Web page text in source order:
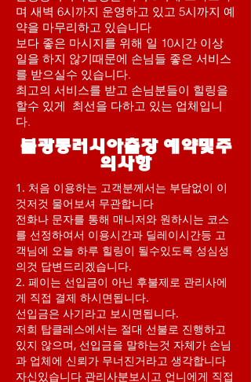
며 새벽 6시까지 운영하고 있고 5시까지 예
약을 마무리하고 있습니다
보다 좋은 마시지를 위해 일 10시간 이상
일을 하지 않기때문에 손님들 좋은 서비스
를 받으실수 있습니다.
​최고의 서비스를 받고 손님분들이 힐링을
할수 있게 최선을 다하고 있는 업체입니
다.
​불광동러시아출장 예약및주
의사항
1. 처음 이용하는 고객분께서는 부담없이 이
것저것 물어보셔 무관합니다
전화나 문자를 통해 매니저와 원하시는 코스
를 선정하여서 이용시간과 딜레이시간등 고
객님에 오늘 하루 힐링이 될수있도록 성심성
의것 답변드리겠습니다.
2. 페이는 선입금이 아닌 후불제로 관리사에
게 직접 결제 하시면됩니다.
선입금은 사기라고 보시면됩니다.
저희 탑클레스에서는 절대 선불로 진행하고
있지 않으며, 선입금을 말하는것 자체가 손님
과 업체에 신뢰가 무너진거라고 생각합니다
자신있습니다 관리사분보시고 언니에게 직접